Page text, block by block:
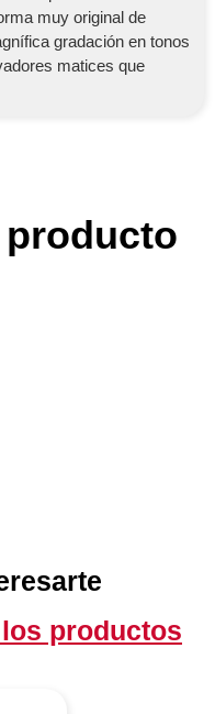
muy original de
gradación en tonos
matices que
productos